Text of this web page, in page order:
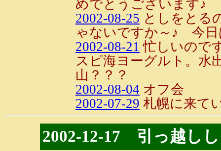
めでとうございます♪
2002-08-25 としをとる
ゃないですか～♪ 今日
2002-08-21 忙しいので
スピ海ヨーグルト。水
山？？？
2002-08-04 オフ会
2002-07-29 札幌に来て
2002-12-17 引っ越し